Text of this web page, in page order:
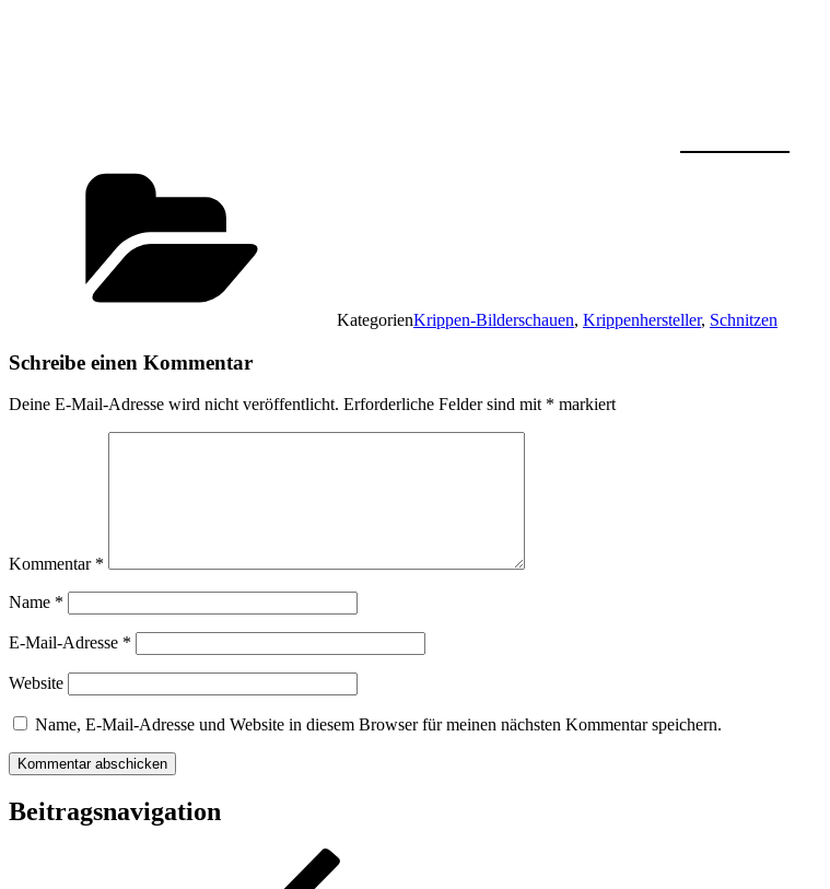
KategorienKrippen-Bilderschauen, Krippenhersteller, Schnitzen
Schreibe einen Kommentar
Deine E-Mail-Adresse wird nicht veröffentlicht. Erforderliche Felder sind mit * markiert
Kommentar *
Name *
E-Mail-Adresse *
Website
Name, E-Mail-Adresse und Website in diesem Browser für meinen nächsten Kommentar speichern.
Beitragsnavigation